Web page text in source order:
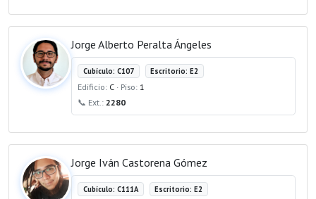
Jorge Alberto Peralta Ángeles
Cubículo: C107 Escritorio: E2
Edificio: C · Piso: 1
📞 Ext.: 2280
Jorge Iván Castorena Gómez
Cubículo: C111A Escritorio: E2